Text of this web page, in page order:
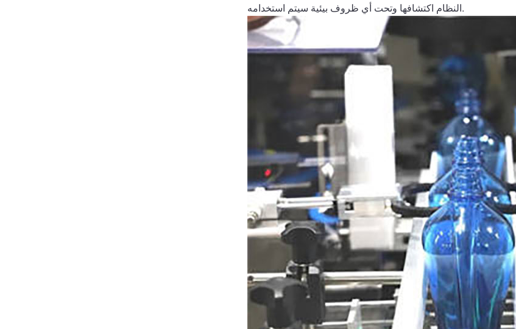
النظام اكتشافها وتحت أي ظروف بيئية سيتم استخدامه.